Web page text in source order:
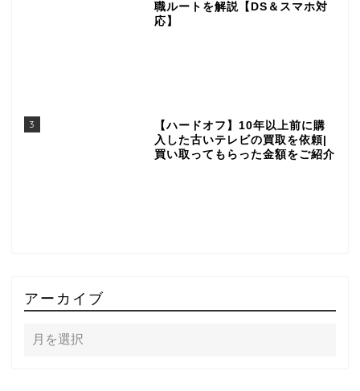
職ルートを解説【DS＆スマホ対
応】
3
【ハードオフ】10年以上前に購
入した古いテレビの買取を依頼|
買い取ってもらった金額をご紹介
アーカイブ